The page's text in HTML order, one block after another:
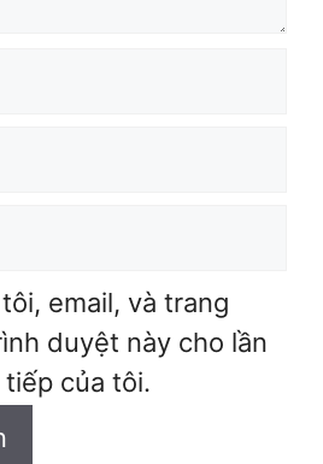
email, và trang
duyệt này cho lần
của tôi.